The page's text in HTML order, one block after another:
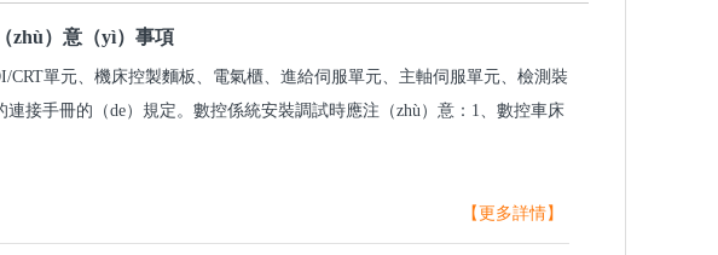
zhù）意（yì）事項
單元、機床控製麵板、電氣櫃、進給伺服單元、主軸伺服單元、檢測裝
接手冊的（de）規定。數控係統安裝調試時應注（zhù）意：1、數控車床
【更多詳情】